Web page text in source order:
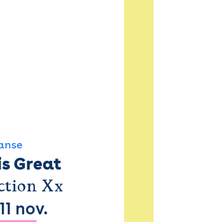
Great
Xx
11 nov.